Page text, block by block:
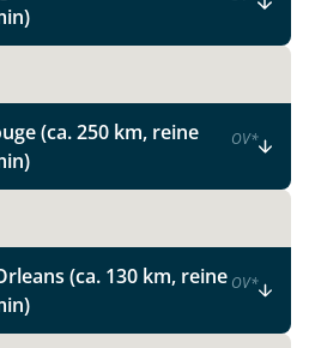
(ca. 250 km, reine
OV*
(ca. 130 km, reine OV*